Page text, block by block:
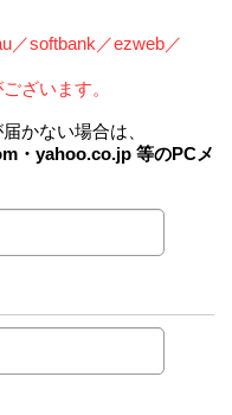
／softbank／ezweb／
ざいます。
かない場合は、
・yahoo.co.jp 等のPCメ